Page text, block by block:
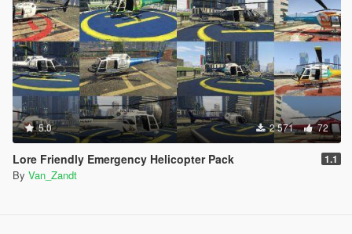
5.0 2 571 72
Lore Friendly Emergency Helicopter Pack 1.1
By Van_Zandt